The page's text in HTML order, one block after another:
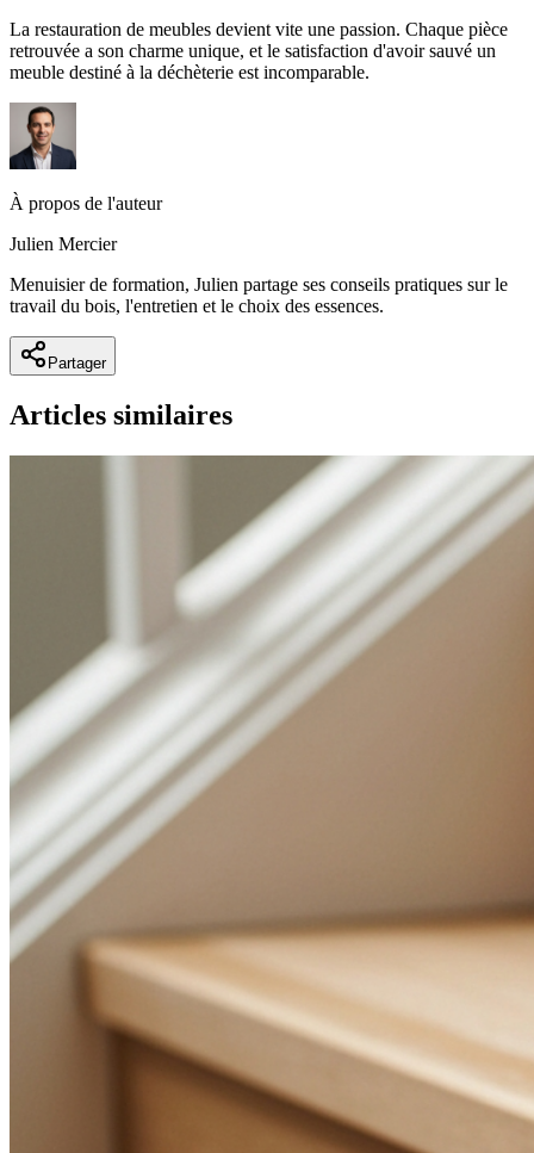
La restauration de meubles devient vite une passion. Chaque pièce
retrouvée a son charme unique, et le satisfaction d'avoir sauvé un
meuble destiné à la déchèterie est incomparable.
À propos de l'auteur
Julien Mercier
Menuisier de formation, Julien partage ses conseils pratiques sur le
travail du bois, l'entretien et le choix des essences.
Partager
Articles similaires